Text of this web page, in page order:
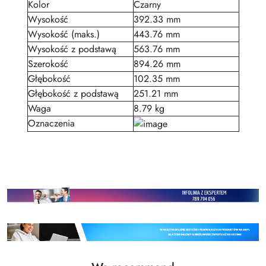
Kolor
Czarny
Wysokość
392.33 mm
Wysokość (maks.)
443.76 mm
Wysokość z podstawą
563.76 mm
Szerokość
894.26 mm
Głębokość
102.35 mm
Głębokość z podstawą
251.21 mm
Waga
8.79 kg
Oznaczenia